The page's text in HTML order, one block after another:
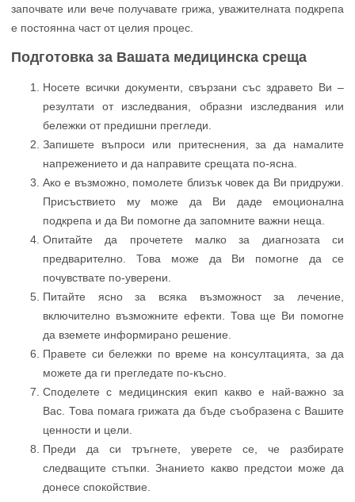
започвате или вече получавате грижа, уважителната подкрепа
е постоянна част от целия процес.
Подготовка за Вашата медицинска среща
Носете всички документи, свързани със здравето Ви –
резултати от изследвания, образни изследвания или
бележки от предишни прегледи.
Запишете въпроси или притеснения, за да намалите
напрежението и да направите срещата по-ясна.
Ако е възможно, помолете близък човек да Ви придружи.
Присъствието му може да Ви даде емоционална
подкрепа и да Ви помогне да запомните важни неща.
Опитайте да прочетете малко за диагнозата си
предварително. Това може да Ви помогне да се
почувствате по-уверени.
Питайте ясно за всяка възможност за лечение,
включително възможните ефекти. Това ще Ви помогне
да вземете информирано решение.
Правете си бележки по време на консултацията, за да
можете да ги прегледате по-късно.
Споделете с медицинския екип какво е най-важно за
Вас. Това помага грижата да бъде съобразена с Вашите
ценности и цели.
Преди да си тръгнете, уверете се, че разбирате
следващите стъпки. Знанието какво предстои може да
донесе спокойствие.